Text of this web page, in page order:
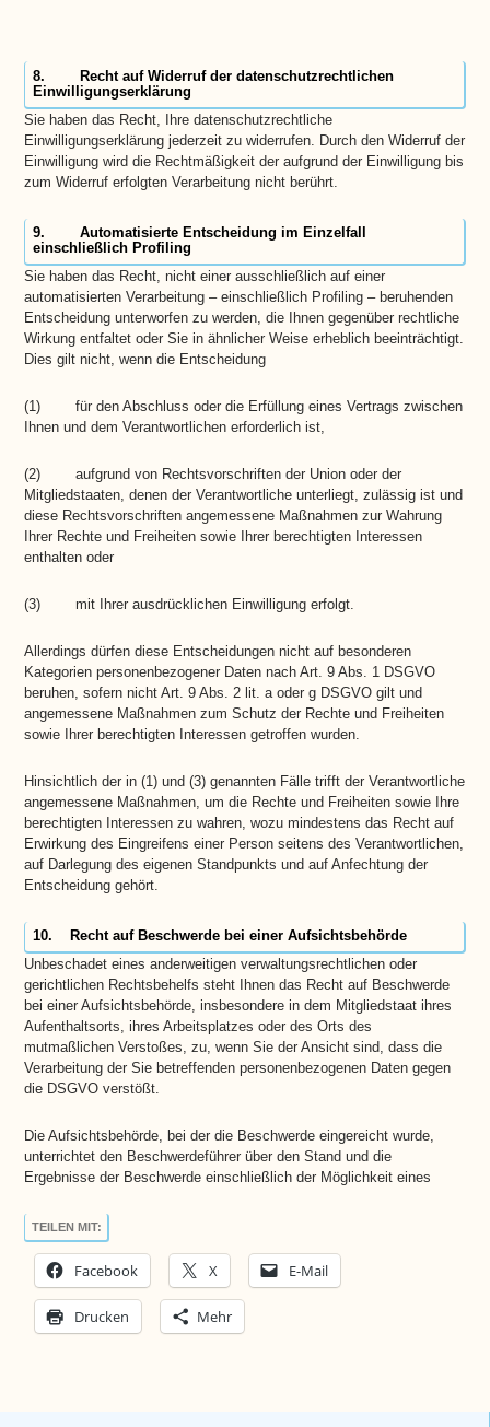
8. Recht auf Widerruf der datenschutzrechtlichen
Einwilligungserklärung
Sie haben das Recht, Ihre datenschutzrechtliche
Einwilligungserklärung jederzeit zu widerrufen. Durch den Widerruf der
Einwilligung wird die Rechtmäßigkeit der aufgrund der Einwilligung bis
zum Widerruf erfolgten Verarbeitung nicht berührt.
9. Automatisierte Entscheidung im Einzelfall
einschließlich Profiling
Sie haben das Recht, nicht einer ausschließlich auf einer
automatisierten Verarbeitung – einschließlich Profiling – beruhenden
Entscheidung unterworfen zu werden, die Ihnen gegenüber rechtliche
Wirkung entfaltet oder Sie in ähnlicher Weise erheblich beeinträchtigt.
Dies gilt nicht, wenn die Entscheidung
(1) für den Abschluss oder die Erfüllung eines Vertrags zwischen
Ihnen und dem Verantwortlichen erforderlich ist,
(2) aufgrund von Rechtsvorschriften der Union oder der
Mitgliedstaaten, denen der Verantwortliche unterliegt, zulässig ist und
diese Rechtsvorschriften angemessene Maßnahmen zur Wahrung
Ihrer Rechte und Freiheiten sowie Ihrer berechtigten Interessen
enthalten oder
(3) mit Ihrer ausdrücklichen Einwilligung erfolgt.
Allerdings dürfen diese Entscheidungen nicht auf besonderen
Kategorien personenbezogener Daten nach Art. 9 Abs. 1 DSGVO
beruhen, sofern nicht Art. 9 Abs. 2 lit. a oder g DSGVO gilt und
angemessene Maßnahmen zum Schutz der Rechte und Freiheiten
sowie Ihrer berechtigten Interessen getroffen wurden.
Hinsichtlich der in (1) und (3) genannten Fälle trifft der Verantwortliche
angemessene Maßnahmen, um die Rechte und Freiheiten sowie Ihre
berechtigten Interessen zu wahren, wozu mindestens das Recht auf
Erwirkung des Eingreifens einer Person seitens des Verantwortlichen,
auf Darlegung des eigenen Standpunkts und auf Anfechtung der
Entscheidung gehört.
10. Recht auf Beschwerde bei einer Aufsichtsbehörde
Unbeschadet eines anderweitigen verwaltungsrechtlichen oder
gerichtlichen Rechtsbehelfs steht Ihnen das Recht auf Beschwerde
bei einer Aufsichtsbehörde, insbesondere in dem Mitgliedstaat ihres
Aufenthaltsorts, ihres Arbeitsplatzes oder des Orts des
mutmaßlichen Verstoßes, zu, wenn Sie der Ansicht sind, dass die
Verarbeitung der Sie betreffenden personenbezogenen Daten gegen
die DSGVO verstößt.
Die Aufsichtsbehörde, bei der die Beschwerde eingereicht wurde,
unterrichtet den Beschwerdeführer über den Stand und die
Ergebnisse der Beschwerde einschließlich der Möglichkeit eines
TEILEN MIT:
Facebook X E-Mail
Drucken Mehr